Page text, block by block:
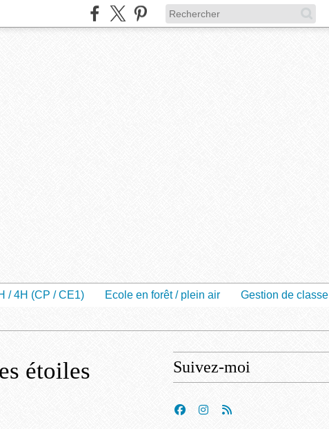
/ 4H (CP / CE1) Ecole en forêt / plein air
Gestion de classe
étoiles Suivez-moi